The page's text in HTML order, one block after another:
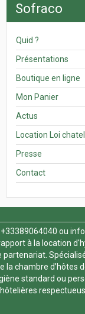
Sofraco
Quid ?
Présentations
Boutique en ligne
Mon Panier
Actus
Location Loi chatel
Presse
Contact
ou
à la location
chambre d’hôtes
standard ou